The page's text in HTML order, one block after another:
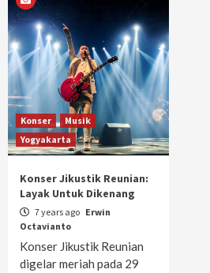
Konser
Musik
Yogyakarta
Konser Jikustik Reunian:
Layak Untuk Dikenang
7 years ago Erwin
Octavianto
Konser Jikustik Reunian
digelar meriah pada 29